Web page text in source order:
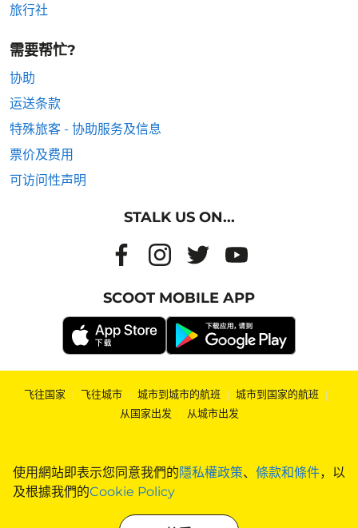
使用網站即表示您同意我們的隱私權政策、 條款和條件，以
及根據我們的Cookie Policy
旅行社
需要帮忙?
协助
运送条款
特殊旅客 - 协助服务及信息
票价及费用
可访问性声明
STALK US ON...
SCOOT MOBILE APP
飞往国家 | 飞往城市 | 城市到城市的航班 | 城市到国家的航班 |
从国家出发 | 从城市出发